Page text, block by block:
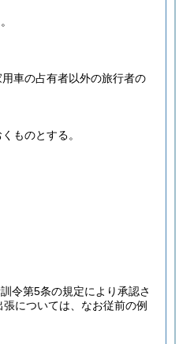
車の占有者以外の旅行者の
ものとする。
令第5条の規定により承認さ
については、なお従前の例